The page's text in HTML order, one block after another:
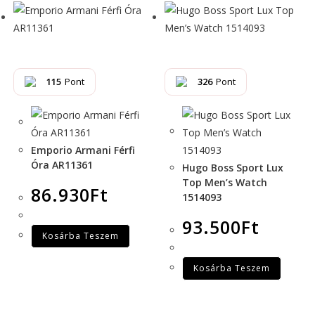
115 Pont
Emporio Armani Férfi
Óra AR11361
86.930Ft
Kosárba Teszem
326 Pont
Hugo Boss Sport Lux
Top Men’s Watch
1514093
93.500Ft
Kosárba Teszem